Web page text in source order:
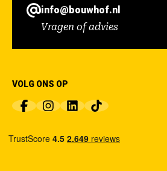
info@bouwhof.nl
Vragen of advies
VOLG ONS OP